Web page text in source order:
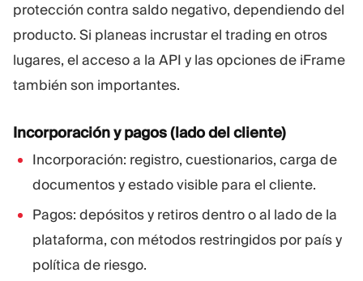
protección contra saldo negativo, dependiendo del
producto. Si planeas incrustar el trading en otros
lugares, el acceso a la API y las opciones de iFrame
también son importantes.
Incorporación y pagos (lado del cliente)
Incorporación: registro, cuestionarios, carga de
documentos y estado visible para el cliente.
Pagos: depósitos y retiros dentro o al lado de la
plataforma, con métodos restringidos por país y
política de riesgo.